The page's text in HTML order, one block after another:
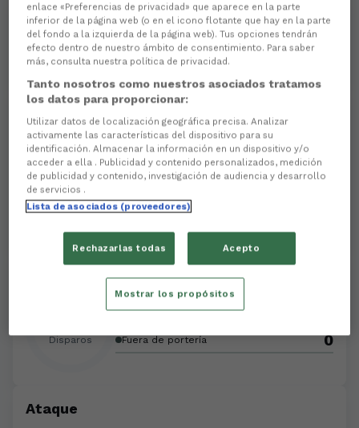
0
PARTIDOS JUGADOS
0
0
Goles
Goles de cabeza
Disparos
A portería
Fuera de portería 0
Ataque
enlace «Preferencias de privacidad» que aparece en la parte
inferior de la página web (o en el icono flotante que hay en la parte
del fondo a la izquierda de la página web). Tus opciones tendrán
efecto dentro de nuestro ámbito de consentimiento. Para saber
más, consulta nuestra política de privacidad.
Tanto nosotros como nuestros asociados tratamos
los datos para proporcionar:
Utilizar datos de localización geográfica precisa. Analizar
activamente las características del dispositivo para su
identificación. Almacenar la información en un dispositivo y/o
acceder a ella . Publicidad y contenido personalizados, medición
de publicidad y contenido, investigación de audiencia y desarrollo
de servicios .
Lista de asociados (proveedores)
Rechazarlas todas Acepto
Mostrar los propósitos